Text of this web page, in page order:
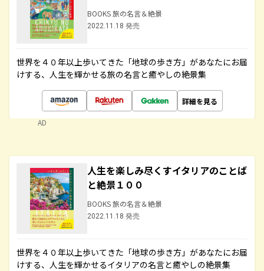
BOOKS 旅の名言＆絶景
2022.11.18 発売
世界を４０年以上歩いてきた「地球の歩き方」があなたにお届
けする、人生を輝かせる旅の名言と癒やしの絶景集
詳細を見る
AD
人生を楽しみ尽くすイタリアのことば
と絶景１００
BOOKS 旅の名言＆絶景
2022.11.18 発売
世界を４０年以上歩いてきた「地球の歩き方」があなたにお届
けする、人生を輝かせるイタリアの名言と癒やしの絶景集